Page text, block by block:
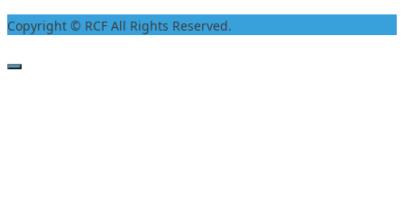
Copyright © RCF All Rights Reserved.